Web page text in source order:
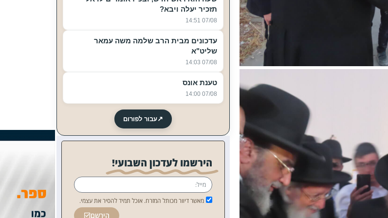
תזכיר יעלה ויבא?
07/08 14:51
עדכונים מבית הרב שלמה משה עמאר
שליט"א
07/08 14:03
טענת אונס
07/08 14:00
↗עבור לפורום
הירשמו לעדכון השבועי!
מאשר דיוור מכותל המזרח. אוכל תמיד להסיר את עצמי.
הירשם